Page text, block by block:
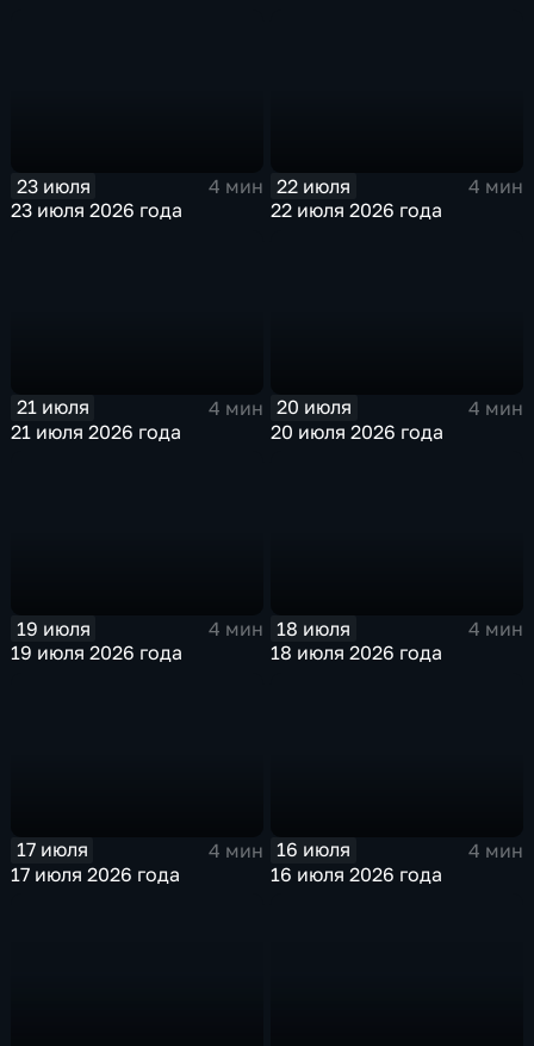
23 июля
4 мин
23 июля 2026 года
22 июля
4 мин
22 июля 2026 года
21 июля
4 мин
21 июля 2026 года
20 июля
4 мин
20 июля 2026 года
19 июля
4 мин
19 июля 2026 года
18 июля
4 мин
18 июля 2026 года
17 июля
4 мин
17 июля 2026 года
16 июля
4 мин
16 июля 2026 года